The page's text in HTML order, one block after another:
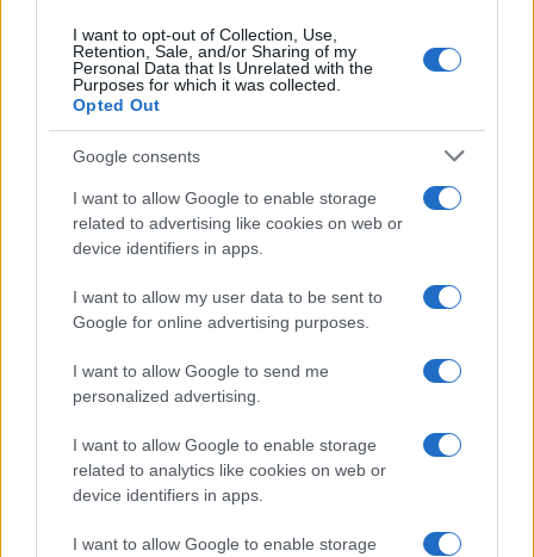
I want to opt-out of Collection, Use,
Retention, Sale, and/or Sharing of my
Personal Data that Is Unrelated with the
Purposes for which it was collected.
Opted Out
Google consents
I want to allow Google to enable storage
related to advertising like cookies on web or
device identifiers in apps.
I want to allow my user data to be sent to
Google for online advertising purposes.
I want to allow Google to send me
personalized advertising.
I want to allow Google to enable storage
related to analytics like cookies on web or
device identifiers in apps.
I want to allow Google to enable storage
Continua a leggere
NEWS